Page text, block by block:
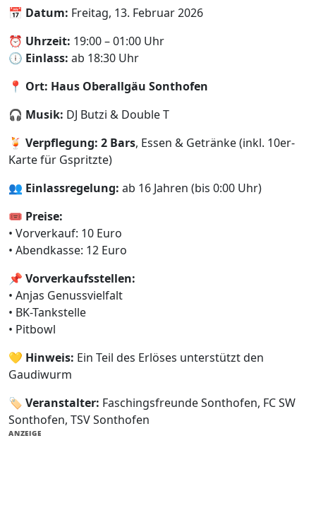
📅 Datum: Freitag, 13. Februar 2026
⏰ Uhrzeit: 19:00 – 01:00 Uhr
🕕 Einlass: ab 18:30 Uhr
📍 Ort: Haus Oberallgäu Sonthofen
🎧 Musik: DJ Butzi & Double T
🍹 Verpflegung: 2 Bars, Essen & Getränke (inkl. 10er-
Karte für Gspritzte)
👥 Einlassregelung: ab 16 Jahren (bis 0:00 Uhr)
🎟️ Preise:
• Vorverkauf: 10 Euro
• Abendkasse: 12 Euro
📌 Vorverkaufsstellen:
• Anjas Genussvielfalt
• BK-Tankstelle
• Pitbowl
💛 Hinweis: Ein Teil des Erlöses unterstützt den
Gaudiwurm
🏷️ Veranstalter: Faschingsfreunde Sonthofen, FC SW
Sonthofen, TSV Sonthofen
ANZEIGE